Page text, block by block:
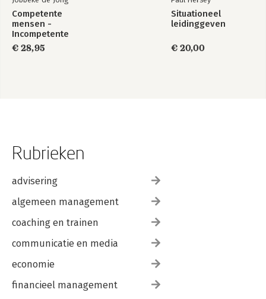
Competente
mensen -
Incompetente
teams
€ 28,95
Situationeel
leidinggeven
€ 20,00
Rubrieken
advisering
algemeen management
coaching en trainen
communicatie en media
economie
financieel management